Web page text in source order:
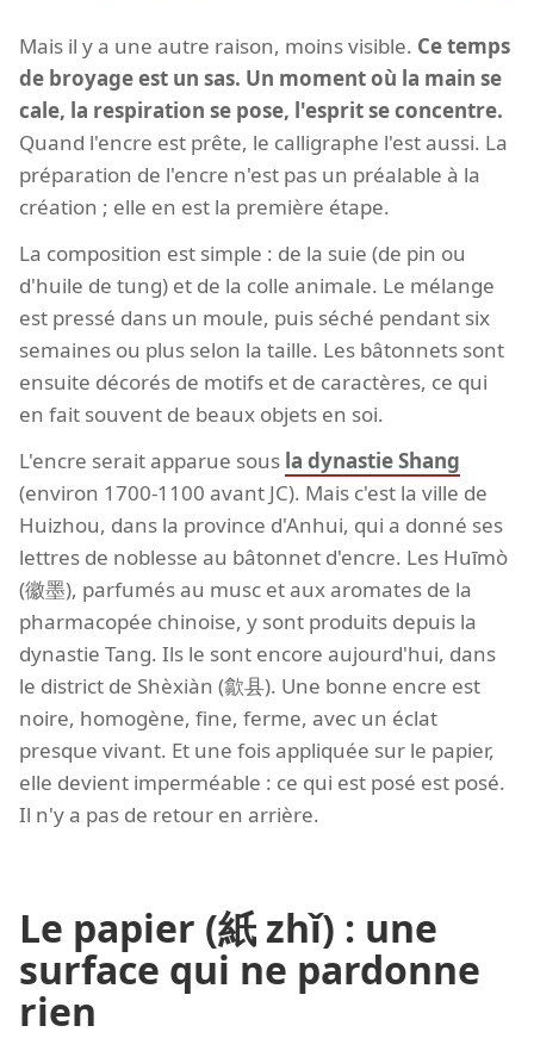
Mais il y a une autre raison, moins visible. Ce temps
de broyage est un sas. Un moment où la main se
cale, la respiration se pose, l'esprit se concentre.
Quand l'encre est prête, le calligraphe l'est aussi. La
préparation de l'encre n'est pas un préalable à la
création ; elle en est la première étape.
La composition est simple : de la suie (de pin ou
d'huile de tung) et de la colle animale. Le mélange
est pressé dans un moule, puis séché pendant six
semaines ou plus selon la taille. Les bâtonnets sont
ensuite décorés de motifs et de caractères, ce qui
en fait souvent de beaux objets en soi.
L'encre serait apparue sous la dynastie Shang
(environ 1700-1100 avant JC). Mais c'est la ville de
Huizhou, dans la province d'Anhui, qui a donné ses
lettres de noblesse au bâtonnet d'encre. Les Huīmò
(徽墨), parfumés au musc et aux aromates de la
pharmacopée chinoise, y sont produits depuis la
dynastie Tang. Ils le sont encore aujourd'hui, dans
le district de Shèxiàn (歙县). Une bonne encre est
noire, homogène, fine, ferme, avec un éclat
presque vivant. Et une fois appliquée sur le papier,
elle devient imperméable : ce qui est posé est posé.
Il n'y a pas de retour en arrière.
Le papier (紙 zhǐ) : une
surface qui ne pardonne
rien